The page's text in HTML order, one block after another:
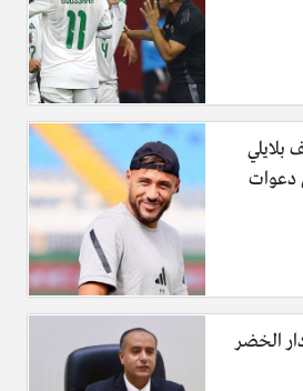
بلايلي
دعوات
الخضر